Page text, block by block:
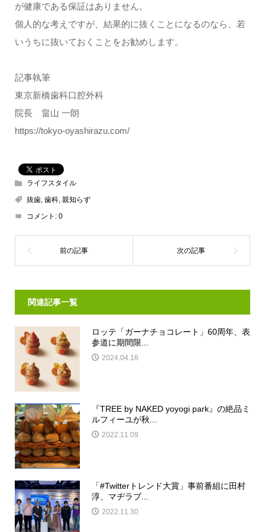
が健康である保証はありません。
個人的な考えですが、結果的に抜くことになるのなら、若
いうちに抜いておくことをお勧めします。
記事執筆
東京新橋歯科口腔外科
院長 畠山 一朗
https://tokyo-oyashirazu.com/
ライフスタイル
抜歯, 歯科, 親知らず
コメント: 0
関連記事一覧
ロッテ「ガーナチョコレート」60周年、表
参道に期間限...
2024.04.16
『TREE by NAKED yoyogi park』の絶品ミ
ルフィーユが秋...
2022.11.09
「#Twitterトレンド大賞」事前番組に田村
淳、マヂラブ...
2022.11.30